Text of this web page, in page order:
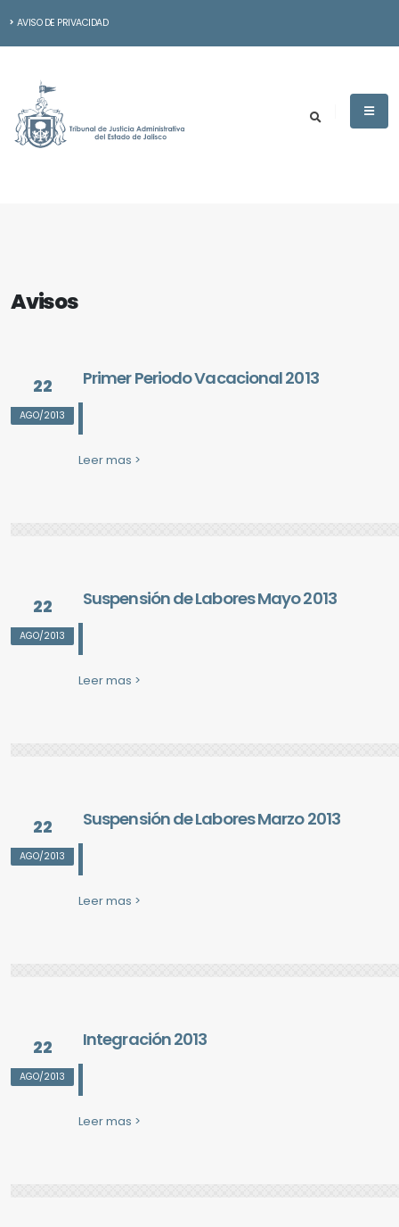
AVISO DE PRIVACIDAD
Avisos
22
AGO/2013
Primer Periodo Vacacional 2013
Leer mas >
22
AGO/2013
Suspensión de Labores Mayo 2013
Leer mas >
22
AGO/2013
Suspensión de Labores Marzo 2013
Leer mas >
22
AGO/2013
Integración 2013
Leer mas >